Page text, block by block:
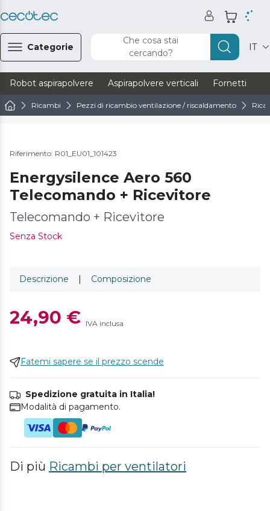
Categorie
Che cosa stai
cercando?
IT
Robot aspirapolvere Aspirapolvere verticali Fornetti
Ricambi Pezzi di ricambio ventilazione / riscaldamento
Riferimento: R01_EU01_101423
Energysilence Aero 560
Telecomando + Ricevitore
Telecomando + Ricevitore
Senza Stock
Descrizione | Composizione
24,90 € IVA inclusa
Fatemi sapere se il prezzo scende
Spedizione gratuita in Italia!
Modalità di pagamento.
Di più Ricambi per ventilatori